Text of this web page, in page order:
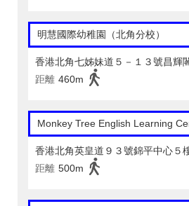
明慧國際幼稚園（北角分校）
香港北角七姊妹道５－１３號昌輝
距離 460m
Monkey Tree English Learning
香港北角英皇道９３號錦平中心５
距離 500m